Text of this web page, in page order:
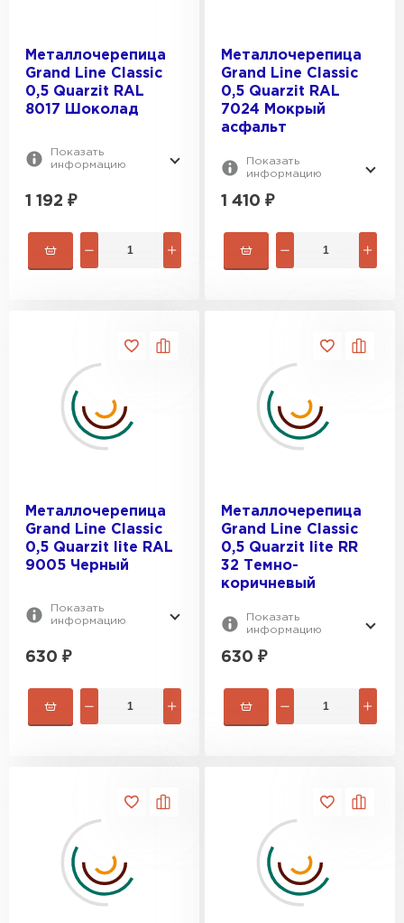
Металлочерепица
Grand Line Classic
0,5 Quarzit RAL
8017 Шоколад
Показать
информацию
1 192 ₽
Металлочерепица
Grand Line Classic
0,5 Quarzit RAL
7024 Мокрый
асфальт
Показать
информацию
1 410 ₽
Металлочерепица
Grand Line Classic
0,5 Quarzit lite RAL
9005 Черный
Показать
информацию
630 ₽
Металлочерепица
Grand Line Classic
0,5 Quarzit lite RR
32 Темно-
коричневый
Показать
информацию
630 ₽